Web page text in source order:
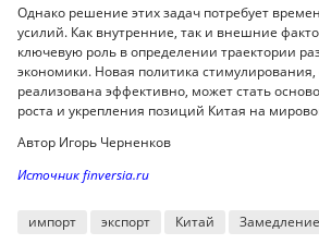
Однако решение этих задач потребует
усилий. Как внутренние, так и внешние
ключевую роль в определении траектории
экономики. Новая политика стимулирования,
реализована эффективно, может стать
роста и укрепления позиций Китая на
Автор Игорь Черненков
Источник finversia.ru
импорт экспорт Китай